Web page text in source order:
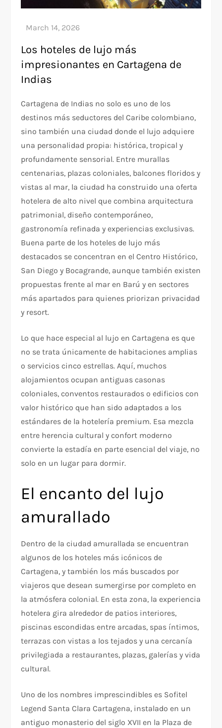
Los hoteles de lujo más
impresionantes en Cartagena de
Indias
Cartagena de Indias no solo es uno de los
destinos más seductores del Caribe colombiano,
sino también una ciudad donde el lujo adquiere
una personalidad propia: histórica, tropical y
profundamente sensorial. Entre murallas
centenarias, plazas coloniales, balcones floridos y
vistas al mar, la ciudad ha construido una oferta
hotelera de alto nivel que combina arquitectura
patrimonial, diseño contemporáneo,
gastronomía refinada y experiencias exclusivas.
Buena parte de los hoteles de lujo más
destacados se concentran en el Centro Histórico,
San Diego y Bocagrande, aunque también existen
propuestas frente al mar en Barú y en sectores
más apartados para quienes priorizan privacidad
y resort.
Lo que hace especial al lujo en Cartagena es que
no se trata únicamente de habitaciones amplias
o servicios cinco estrellas. Aquí, muchos
alojamientos ocupan antiguas casonas
coloniales, conventos restaurados o edificios con
valor histórico que han sido adaptados a los
estándares de la hotelería premium. Esa mezcla
entre herencia cultural y confort moderno
convierte la estadía en parte esencial del viaje, no
solo en un lugar para dormir.
El encanto del lujo
amurallado
Dentro de la ciudad amurallada se encuentran
algunos de los hoteles más icónicos de
Cartagena, y también los más buscados por
viajeros que desean sumergirse por completo en
la atmósfera colonial. En esta zona, la experiencia
hotelera gira alrededor de patios interiores,
piscinas escondidas entre arcadas, spas íntimos,
terrazas con vistas a los tejados y una cercanía
privilegiada a restaurantes, plazas, galerías y vida
cultural.​
Uno de los nombres imprescindibles es Sofitel
Legend Santa Clara Cartagena, instalado en un
antiguo monasterio del siglo XVII en la Plaza de